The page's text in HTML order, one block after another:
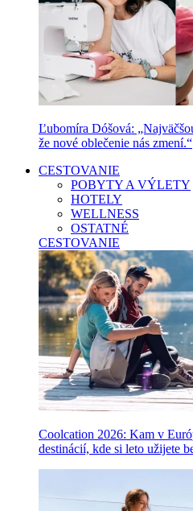
Ľubomíra Dóšová:
že nové oblečenie nás zmení.“
CESTOVANIE
POBYTY A VÝLETY
HOTELY
WELLNESS
OSTATNÉ
CESTOVANIE
Coolcation 2026: Kam v
destinácií, kde si leto užijete